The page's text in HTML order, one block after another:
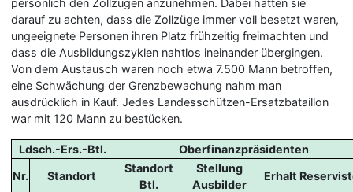
persönlich den Zollzügen anzunehmen. Dabei hatten sie
darauf zu achten, dass die Zollzüge immer voll besetzt waren,
ungeeignete Personen ihren Platz frühzeitig freimachten und
dass die Ausbildungszyklen nahtlos ineinander übergingen.
Von dem Austausch waren noch etwa 7.500 Mann betroffen,
eine Schwächung der Grenzbewachung nahm man
ausdrücklich in Kauf. Jedes Landesschützen-Ersatzbataillon
war mit 120 Mann zu bestücken.
Ldsch.-Ers.-Btl.
Oberfinanzpräsidenten
Nr.
Standort
Standort
Btl.
Stellung
Ausbilder
Erhalt